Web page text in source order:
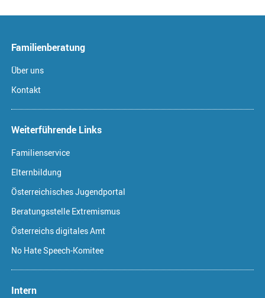
Familienberatung
Über uns
Kontakt
Weiterführende Links
Familienservice
Elternbildung
Österreichisches Jugendportal
Beratungsstelle Extremismus
Österreichs digitales Amt
No Hate Speech-Komitee
Intern